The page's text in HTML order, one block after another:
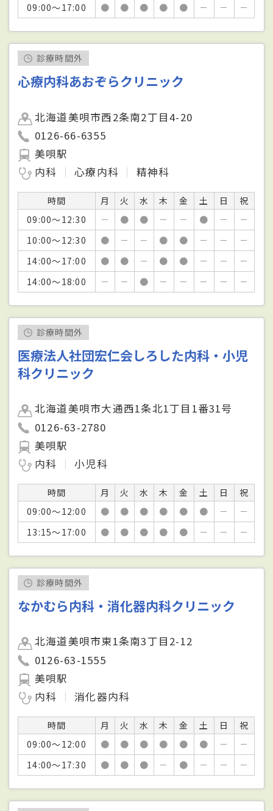
09:00～17:00
● ● ● ● ● － － －
診療時間外
心療内科あおぞらクリニック
北海道美唄市西2条南2丁目4-20
0126-66-6355
美唄駅
内科
心療内科 精神科
時間 月 火 水 木 金 土 日
祝
09:00～12:30
－ ● ● － － ● －
－
10:00～12:30
● － － ● ● － －
－
14:00～17:00
● ● － ● ● － －
－
14:00～18:00
－ － ● － － － － －
診療時間外
医療法人社団宏仁会しろした内科・小児
科クリニック
北海道美唄市大通西1条北1丁目1番31号
0126-63-2780
美唄駅
内科
小児科
時間 月 火 水 木 金 土 日
祝
09:00～12:00
● ● ● ● ● ● －
－
13:15～17:00
● ● ● ● ● － － －
診療時間外
なかむら内科・消化器内科クリニック
北海道美唄市東1条南3丁目2-12
0126-63-1555
美唄駅
内科
消化器内科
時間 月 火 水 木 金 土 日
祝
09:00～12:00
● ● ● ● ● ● －
－
14:00～17:30
● ● ● － ● － － －